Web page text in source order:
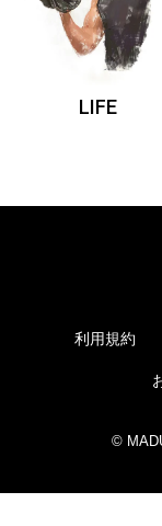
LIFE
利用規約
©